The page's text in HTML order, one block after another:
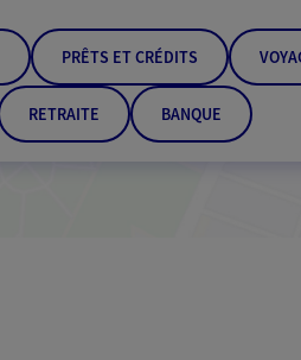
PRÊTS ET CRÉDITS
RETRAITE BANQUE